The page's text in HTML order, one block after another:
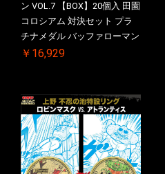
ン VOL.7 【BOX】20個入 田園
コロシアム 対決セット プラ
チナメダル バッファローマン
2.0 顎髭 Ver. VS. 光の矢 ケー
【二次受注分】2026/10/30 一
斉出荷予定
￥16,929